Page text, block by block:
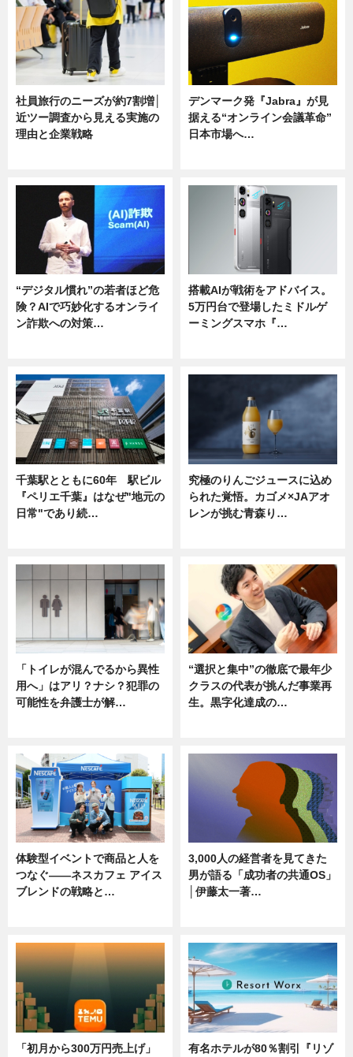
社員旅行のニーズが約7割増│
近ツー調査から見える実施の
理由と企業戦略
デンマーク発『Jabra』が見
据える“オンライン会議革命”
日本市場へ…
“デジタル慣れ”の若者ほど危
険？AIで巧妙化するオンライ
ン詐欺への対策…
搭載AIが戦術をアドバイス。
5万円台で登場したミドルゲ
ーミングスマホ『…
千葉駅とともに60年 駅ビル
『ペリエ千葉』はなぜ"地元の
日常"であり続…
究極のりんごジュースに込め
られた覚悟。カゴメ×JAアオ
レンが挑む青森り…
「トイレが混んでるから異性
用へ」はアリ？ナシ？犯罪の
可能性を弁護士が解…
“選択と集中”の徹底で最年少
クラスの代表が挑んだ事業再
生。黒字化達成の…
体験型イベントで商品と人を
つなぐ――ネスカフェ アイス
ブレンドの戦略と…
3,000人の経営者を見てきた
男が語る「成功者の共通OS」
│伊藤太一著…
「初月から300万円売上げ」
有名ホテルが80％割引『リゾ